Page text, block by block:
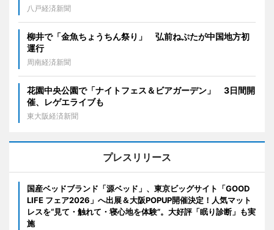
八戸経済新聞
柳井で「金魚ちょうちん祭り」 弘前ねぷたが中国地方初
運行
周南経済新聞
花園中央公園で「ナイトフェス＆ビアガーデン」 3日間開
催、レゲエライブも
東大阪経済新聞
プレスリリース
国産ベッドブランド「源ベッド」、東京ビッグサイト「GOOD
LIFE フェア2026」へ出展＆大阪POPUP開催決定！人気マット
レスを“見て・触れて・寝心地を体験”。大好評「眠り診断」も実
施